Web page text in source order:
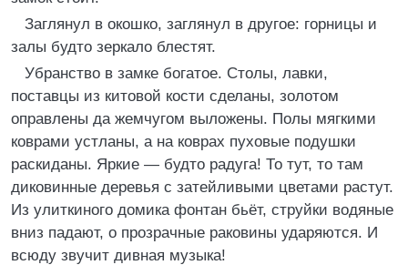
Заглянул в окошко, заглянул в другое: горницы и
залы будто зеркало блестят.
Убранство в замке богатое. Столы, лавки,
поставцы из китовой кости сделаны, золотом
оправлены да жемчугом выложены. Полы мягкими
коврами устланы, а на коврах пуховые подушки
раскиданы. Яркие — будто радуга! То тут, то там
диковинные деревья с затейливыми цветами растут.
Из улиткиного домика фонтан бьёт, струйки водяные
вниз падают, о прозрачные раковины ударяются. И
всюду звучит дивная музыка!